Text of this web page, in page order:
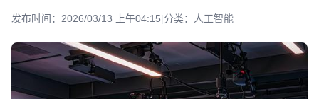
发布时间： 2026/03/13 上午04:15|分类： 人工智能